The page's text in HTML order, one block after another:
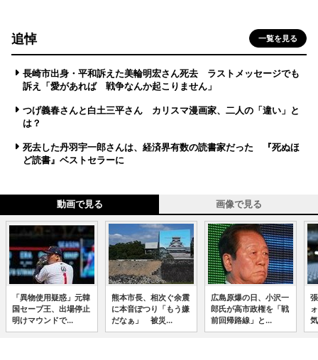
追悼 一覧を見る
長崎市出身・平和訴えた美輪明宏さん死去 ラストメッセージでも
訴え「愛があれば 戦争なんか起こりません」
つげ義春さんと白土三平さん カリスマ漫画家、二人の「違い」と
は？
死去した丹羽宇一郎さんは、経済界有数の読書家だった 『死ぬほ
ど読書』ベストセラーに
動画で見る 画像で見る
「異物使用疑惑」元韓
国セーブ王、出場停止
明けマウンドで...
熊本市長、相次ぐ余震
に本音ぽつり「もう嫌
だなぁ」 被災...
広島原爆の日、小沢一
郎氏が高市政権を「戦
前回帰路線」と...